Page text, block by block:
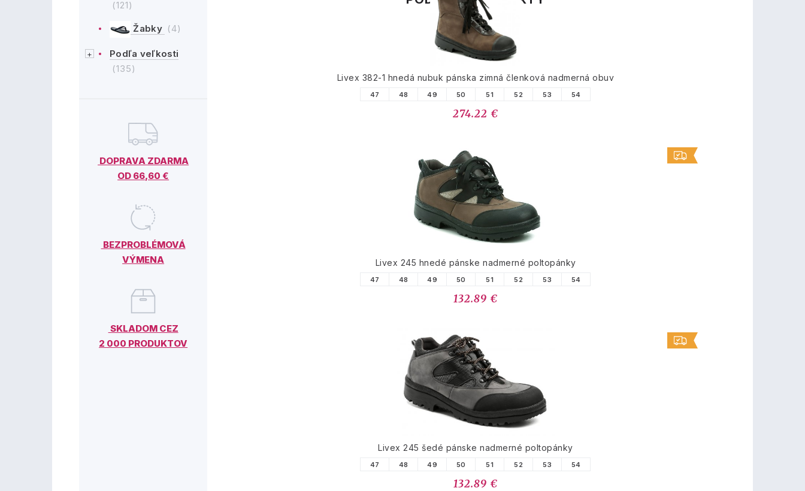
(121)
Žabky (4)
Podľa veľkosti
(135)
DOPRAVA ZDARMA
OD 66,60 €
BEZPROBLÉMOVÁ
VÝMENA
SKLADOM CEZ
2 000 PRODUKTOV
Livex 382-1 hnedá nubuk pánska zimná členková nadmerná obuv
47 48 49 50 51 52 53 54
274.22 €
Livex 245 hnedé pánske nadmerné poltopánky
47 48 49 50 51 52 53 54
132.89 €
Livex 245 šedé pánske nadmerné poltopánky
47 48 49 50 51 52 53 54
132.89 €